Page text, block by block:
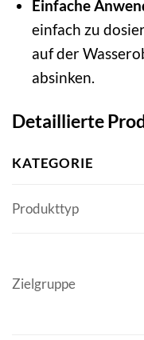
Einfache
einfach zu
auf der
absinken.
Detaillierte
KATEGORIE
Produkttyp
Zielgruppe